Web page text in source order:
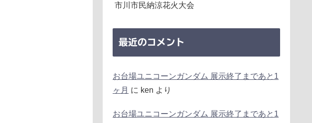
市川市民納涼花火大会
最近のコメント
お台場ユニコーンガンダム 展示終了まであと1
ヶ月 に ken より
お台場ユニコーンガンダム 展示終了まであと1